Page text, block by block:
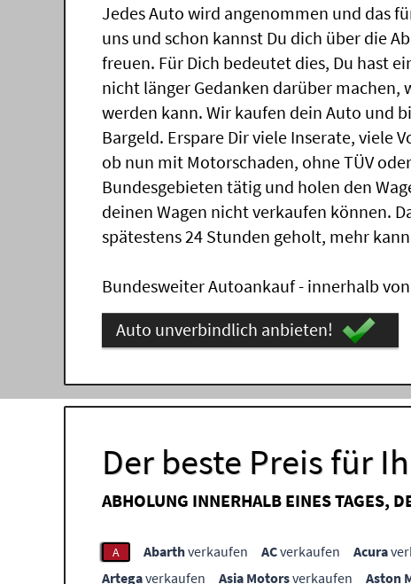
Jedes Auto wird angenommen und das
uns und schon kannst Du dich über die
freuen. Für Dich bedeutet dies, Du hast
nicht länger Gedanken darüber machen,
werden kann. Wir kaufen dein Auto und
Bargeld. Erspare Dir viele Inserate, viele
ob nun mit Motorschaden, ohne TÜV
Bundesgebieten tätig und holen den
deinen Wagen nicht verkaufen können.
spätestens 24 Stunden geholt, mehr
Bundesweiter Autoankauf - innerhalb
Auto unverbindlich anbieten!
Der beste Preis für
ABHOLUNG INNERHALB EINES TAGES,
A Abarthverkaufen ACverkaufen Acura
Artegaverkaufen Asia Motorsverkaufen Aston